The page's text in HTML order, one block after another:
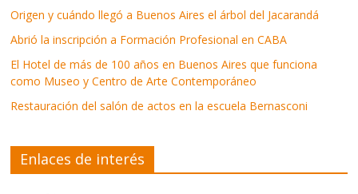
Origen y cuándo llegó a Buenos Aires el árbol del Jacarandá
Abrió la inscripción a Formación Profesional en CABA
El Hotel de más de 100 años en Buenos Aires que funciona
como Museo y Centro de Arte Contemporáneo
Restauración del salón de actos en la escuela Bernasconi
Enlaces de interés